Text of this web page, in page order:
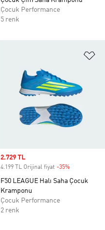
Çocuk Performance
5 renk
Sale price
2.729 TL
4.199 TL Orijinal fiyat -35%
F50 LEAGUE Halı Saha Çocuk
Kramponu
Çocuk Performance
2 renk